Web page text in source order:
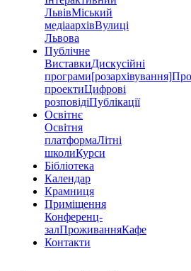
ЛьвівМіський
медіаархівВулиці
Львова
Публічне
ВиставкиДискусійні
програми[розархівування]
проектиЦифрові
розповідіПублікації
Освітнє
Освітня
платформаЛітні
школиКурси
Бібліотека
Календар
Крамниця
Приміщення
Конференц-
залПроживанняКафе
Контакти